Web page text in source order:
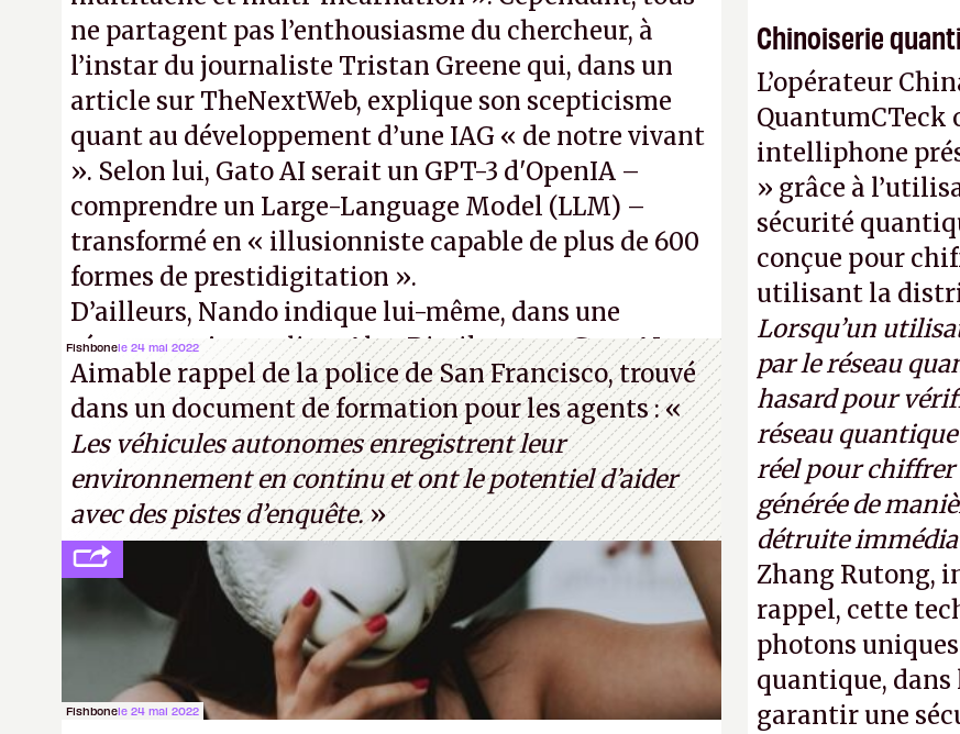
ne partagent pas l’enthousiasme du chercheur, à
l’instar du journaliste Tristan Greene qui, dans un
article sur TheNextWeb, explique son scepticisme
quant au développement d’une IAG « de notre vivant
». Selon lui, Gato AI serait un GPT-3 d'OpenIA –
comprendre un Large-Language Model (LLM) –
transformé en « illusionniste capable de plus de 600
formes de prestidigitation ».
D’ailleurs, Nando indique lui-même, dans une
réponse au journaliste Alex Dimikas, que Gato AI est
« encore loin » de prétendre réussir le célèbre test de
Turing. (Crédit photo : Pexels - Arthur Brognoli)
Chinoiserie
L’opérateur
QuantumCTeck
intelliphone
» grâce à
sécurité
conçue pour
utilisant la
Lorsqu’un
par le réseau
hasard pour
réseau
réel pour chiffrer
générée de
détruite
Zhang Rutong,
rappel, cette
photons
quantique, dans
garantir une
Fishbonele 24 mai 2022
Aimable rappel de la police de San Francisco, trouvé
dans un document de formation pour les agents : «
Les véhicules autonomes enregistrent leur
environnement en continu et ont le potentiel d’aider
avec des pistes d’enquête.»
Fishbonele 24 mai 2022